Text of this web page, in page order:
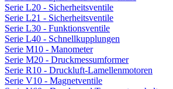
Serie L20 - Sicherheitsventile
Serie L21 - Sicherheitsventile
Serie L30 - Funktionsventile
Serie L40 - Schnellkupplungen
Serie M10 - Manometer
Serie M20 - Druckmessumformer
Serie R10 - Druckluft-Lamellenmotoren
Serie V10 - Magnetventile